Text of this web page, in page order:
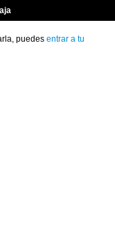
puedes entrar a tu